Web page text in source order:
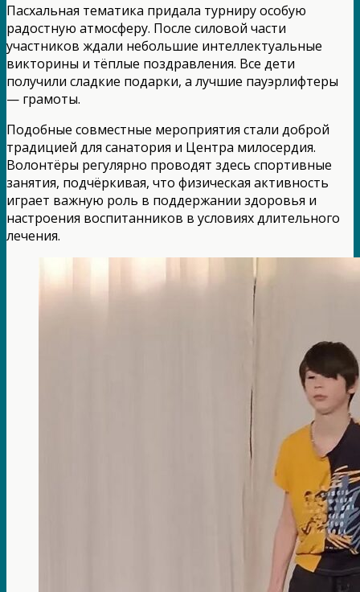
Пасхальная тематика придала турниру особую
радостную атмосферу. После силовой части
участников ждали небольшие интеллектуальные
викторины и тёплые поздравления. Все дети
получили сладкие подарки, а лучшие пауэрлифтеры
— грамоты.
Подобные совместные мероприятия стали доброй
традицией для санатория и Центра милосердия.
Волонтёры регулярно проводят здесь спортивные
занятия, подчёркивая, что физическая активность
играет важную роль в поддержании здоровья и
настроения воспитанников в условиях длительного
лечения.